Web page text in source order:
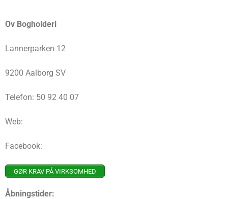
Ov Bogholderi
Lannerparken 12
9200 Aalborg SV
Telefon: 50 92 40 07
Web:
Facebook:
GØR KRAV PÅ VIRKSOMHED
Åbningstider: